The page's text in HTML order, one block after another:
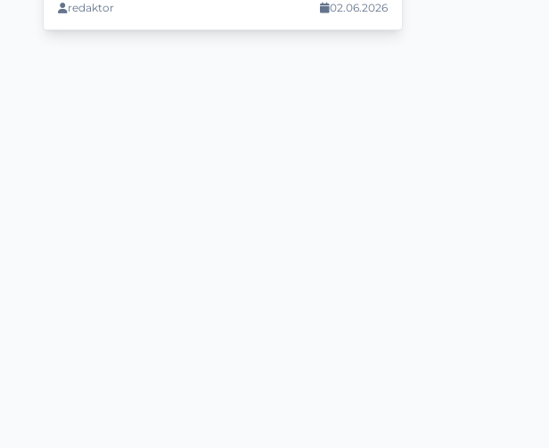
redaktor
02.06.2026